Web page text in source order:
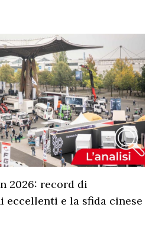
2026: record di
e la sfida cinese